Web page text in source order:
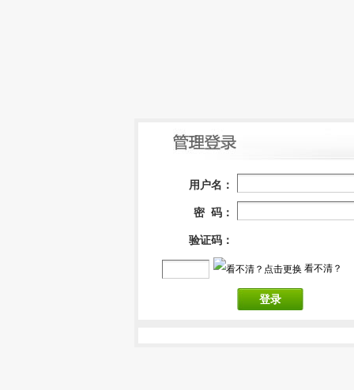
用户名：
密 码：
验证码：
看不清？
登录